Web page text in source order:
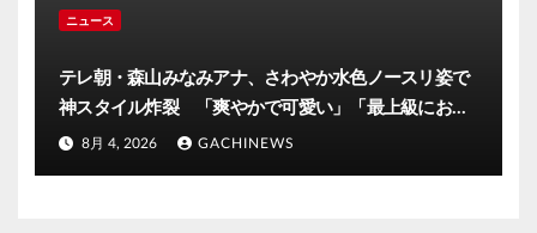
ニュース
テレ朝・森山みなみアナ、さわやか水色ノースリ姿で
神スタイル炸裂 「爽やかで可愛い」「最上級にお似
合い」(J-CASTニュース)
8月 4, 2026 GACHINEWS